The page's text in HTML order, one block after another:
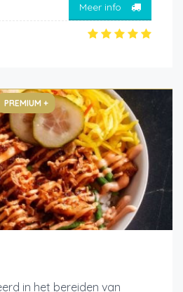
Meer info
PREMIUM +
in het bereiden van